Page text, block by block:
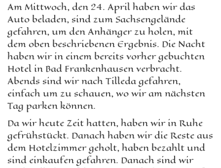
Am Mittwoch, den 24. April haben wir das
Auto beladen, sind zum Sachsengelände
gefahren, um den Anhänger zu holen, mit
dem oben beschriebenen Ergebnis. Die Nacht
haben wir in einem bereits vorher gebuchten
Hotel in Bad Frankenhausen verbracht.
Abends sind wir nach Tilleda gefahren,
einfach um zu schauen, wo wir am nächsten
Tag parken können.
Da wir heute Zeit hatten, haben wir in Ruhe
gefrühstückt. Danach haben wir die Reste aus
dem Hotelzimmer geholt, haben bezahlt und
sind einkaufen gefahren. Danach sind wir